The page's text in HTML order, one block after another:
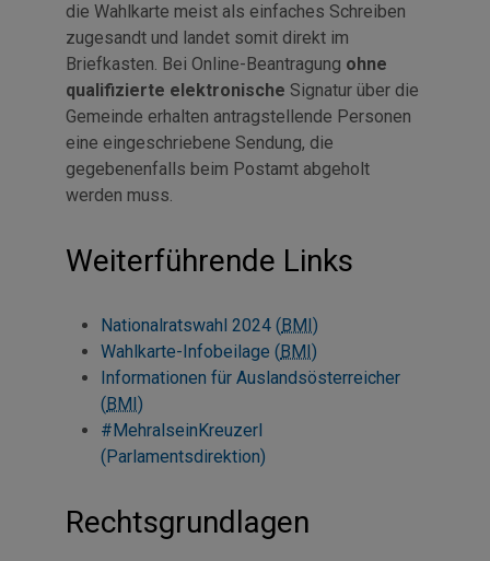
die Wahlkarte meist als einfaches Schreiben
zugesandt und landet somit direkt im
Briefkasten. Bei Online-Beantragung ohne
qualifizierte elektronische Signatur über die
Gemeinde erhalten antragstellende Personen
eine eingeschriebene Sendung, die
gegebenenfalls beim Postamt abgeholt
werden muss.
Weiterführende Links
Nationalratswahl 2024 (BMI)
Wahlkarte-Infobeilage (BMI)
Informationen für Auslandsösterreicher
(BMI)
#MehralseinKreuzerl
(Parlamentsdirektion)
Rechtsgrundlagen